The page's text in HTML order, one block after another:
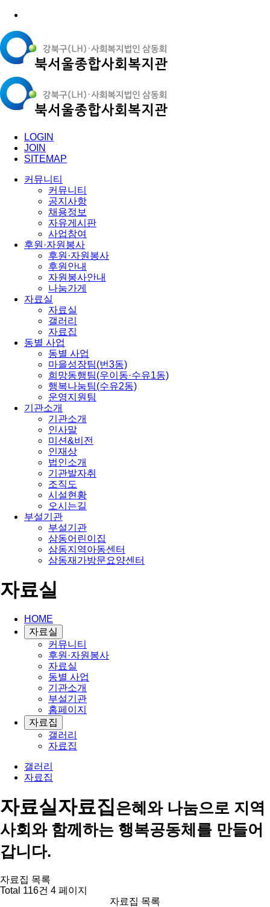
LOGIN
JOIN
SITEMAP
커뮤니티
커뮤니티
공지사항
채용정보
자유게시판
사업참여
후원·자원봉사
후원·자원봉사
후원안내
자원봉사안내
나눔가게
자료실
자료실
갤러리
자료집
동별 사업
동별 사업
마을성장팀(번3동)
희망동행팀(우이동·수유1동)
행복나눔팀(수유2동)
운영지원팀
기관소개
기관소개
인사말
미션&비전
인재상
법인소개
기관발자취
조직도
시설현황
오시는길
부설기관
부설기관
삼동어린이집
삼동지역아동센터
삼동재가방문요양센터
자료실
HOME
자료실
커뮤니티
후원·자원봉사
자료실
동별 사업
기관소개
부설기관
홈페이지
자료집
갤러리
자료집
갤러리
자료집
자료실자료집은혜와 나눔으로 지역
사회와 함께하는 행복공동체를 만들어
갑니다.
자료집 목록
Total 116건 4 페이지
자료집 목록